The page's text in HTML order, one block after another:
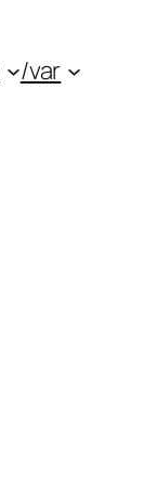
/var